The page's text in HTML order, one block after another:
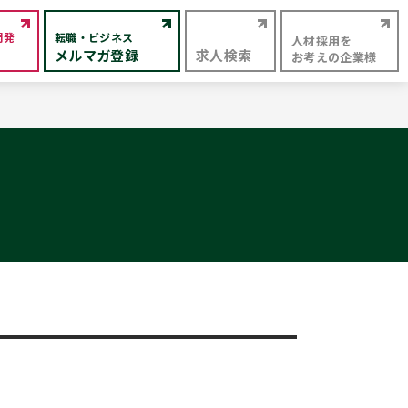
発 転職・ビジネス
メルマガ登録 求人検索
人材採用を
お考えの企業様